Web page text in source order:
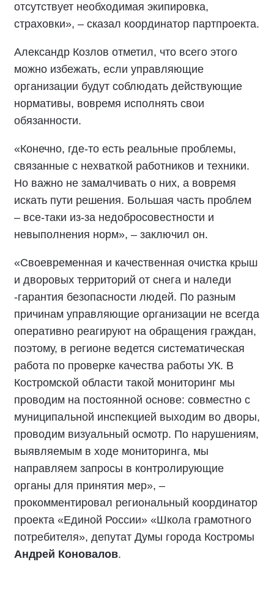
отсутствует необходимая экипировка,
страховки», – сказал координатор партпроекта.
Александр Козлов отметил, что всего этого
можно избежать, если управляющие
организации будут соблюдать действующие
нормативы, вовремя исполнять свои
обязанности.
«Конечно, где-то есть реальные проблемы,
связанные с нехваткой работников и техники.
Но важно не замалчивать о них, а вовремя
искать пути решения. Большая часть проблем
– все-таки из-за недобросовестности и
невыполнения норм», – заключил он.
«Своевременная и качественная очистка крыш
и дворовых территорий от снега и наледи
-гарантия безопасности людей. По разным
причинам управляющие организации не всегда
оперативно реагируют на обращения граждан,
поэтому, в регионе ведется систематическая
работа по проверке качества работы УК. В
Костромской области такой мониторинг мы
проводим на постоянной основе: совместно с
муниципальной инспекцией выходим во дворы,
проводим визуальный осмотр. По нарушениям,
выявляемым в ходе мониторинга, мы
направляем запросы в контролирующие
органы для принятия мер», –
прокомментировал региональный координатор
проекта «Единой России» «Школа грамотного
потребителя», депутат Думы города Костромы
Андрей Коновалов.